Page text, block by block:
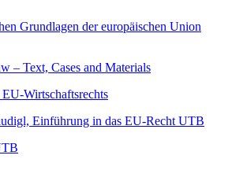
Grundlagen der europäischen Union
– Text, Cases and Materials
Wirtschaftsrechts
Einführung in das EU-Recht UTB